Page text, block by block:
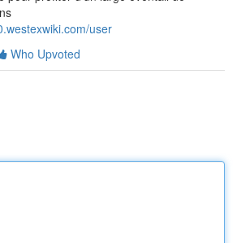
user
Who Upvoted